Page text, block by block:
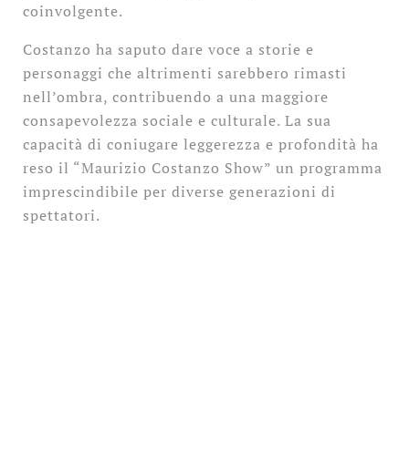
coinvolgente.
Costanzo ha saputo dare voce a storie e
personaggi che altrimenti sarebbero rimasti
nell’ombra, contribuendo a una maggiore
consapevolezza sociale e culturale. La sua
capacità di coniugare leggerezza e profondità ha
reso il “Maurizio Costanzo Show” un programma
imprescindibile per diverse generazioni di
spettatori.